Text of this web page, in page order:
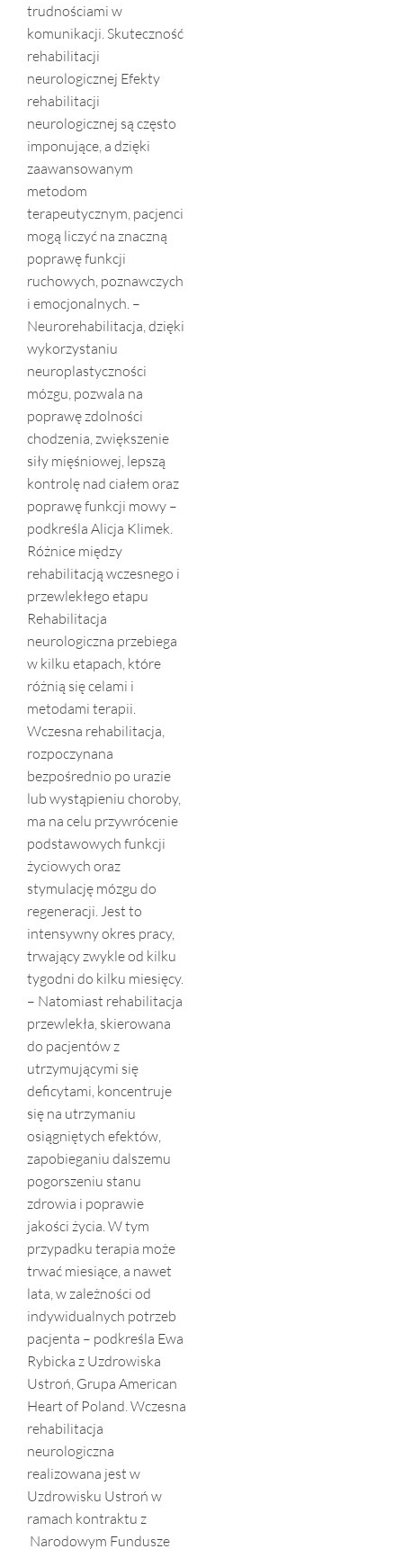
trudnościami w
komunikacji. Skuteczność
rehabilitacji
neurologicznej Efekty
rehabilitacji
neurologicznej są często
imponujące, a dzięki
zaawansowanym
metodom
terapeutycznym, pacjenci
mogą liczyć na znaczną
poprawę funkcji
ruchowych, poznawczych
i emocjonalnych. –
Neurorehabilitacja, dzięki
wykorzystaniu
neuroplastyczności
mózgu, pozwala na
poprawę zdolności
chodzenia, zwiększenie
siły mięśniowej, lepszą
kontrolę nad ciałem oraz
poprawę funkcji mowy –
podkreśla Alicja Klimek.
Różnice między
rehabilitacją wczesnego i
przewlekłego etapu
Rehabilitacja
neurologiczna przebiega
w kilku etapach, które
różnią się celami i
metodami terapii.
Wczesna rehabilitacja,
rozpoczynana
bezpośrednio po urazie
lub wystąpieniu choroby,
ma na celu przywrócenie
podstawowych funkcji
życiowych oraz
stymulację mózgu do
regeneracji. Jest to
intensywny okres pracy,
trwający zwykle od kilku
tygodni do kilku miesięcy.
– Natomiast rehabilitacja
przewlekła, skierowana
do pacjentów z
utrzymującymi się
deficytami, koncentruje
się na utrzymaniu
osiągniętych efektów,
zapobieganiu dalszemu
pogorszeniu stanu
zdrowia i poprawie
jakości życia. W tym
przypadku terapia może
trwać miesiące, a nawet
lata, w zależności od
indywidualnych potrzeb
pacjenta – podkreśla Ewa
Rybicka z Uzdrowiska
Ustroń, Grupa American
Heart of Poland. Wczesna
rehabilitacja
neurologiczna
realizowana jest w
Uzdrowisku Ustroń w
ramach kontraktu z
Narodowym Fundusze